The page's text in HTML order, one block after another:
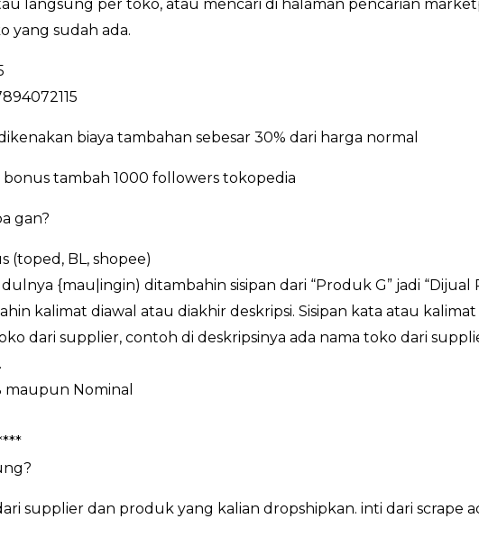
langsung per toko, atau mencari di halaman pencarian
yang sudah ada.
biaya tambahan sebesar 30% dari harga normal
tambah 1000 followers tokopedia
gan?
(toped, BL, shopee)
{mau|ingin) ditambahin sisipan dari “Produk G” jadi “Dijual
kalimat diawal atau diakhir deskripsi. Sisipan kata atau
dari supplier, contoh di deskripsinya ada nama toko dari
maupun Nominal
supplier dan produk yang kalian dropshipkan. inti dari scrape